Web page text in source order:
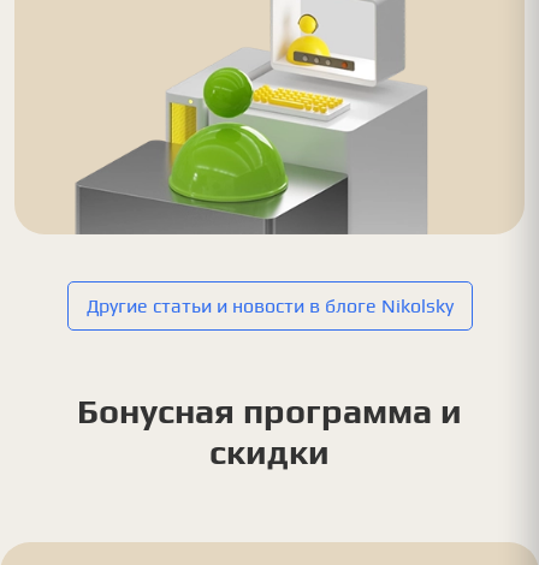
Другие статьи и новости в блоге Nikolsky
Бонусная программа и
скидки